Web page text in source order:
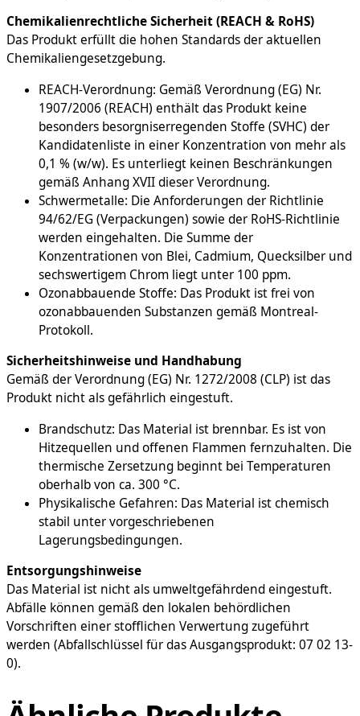
Chemikalienrechtliche Sicherheit (REACH & RoHS)
Das Produkt erfüllt die hohen Standards der aktuellen
Chemikaliengesetzgebung.
REACH-Verordnung: Gemäß Verordnung (EG) Nr.
1907/2006 (REACH) enthält das Produkt keine
besonders besorgniserregenden Stoffe (SVHC) der
Kandidatenliste in einer Konzentration von mehr als
0,1 % (w/w). Es unterliegt keinen Beschränkungen
gemäß Anhang XVII dieser Verordnung.
Schwermetalle: Die Anforderungen der Richtlinie
94/62/EG (Verpackungen) sowie der RoHS-Richtlinie
werden eingehalten. Die Summe der
Konzentrationen von Blei, Cadmium, Quecksilber und
sechswertigem Chrom liegt unter 100 ppm.
Ozonabbauende Stoffe: Das Produkt ist frei von
ozonabbauenden Substanzen gemäß Montreal-
Protokoll.
Sicherheitshinweise und Handhabung
Gemäß der Verordnung (EG) Nr. 1272/2008 (CLP) ist das
Produkt nicht als gefährlich eingestuft.
Brandschutz: Das Material ist brennbar. Es ist von
Hitzequellen und offenen Flammen fernzuhalten. Die
thermische Zersetzung beginnt bei Temperaturen
oberhalb von ca. 300 °C.
Physikalische Gefahren: Das Material ist chemisch
stabil unter vorgeschriebenen
Lagerungsbedingungen.
Entsorgungshinweise
Das Material ist nicht als umweltgefährdend eingestuft.
Abfälle können gemäß den lokalen behördlichen
Vorschriften einer stofflichen Verwertung zugeführt
werden (Abfallschlüssel für das Ausgangsprodukt: 07 02 13-
0).